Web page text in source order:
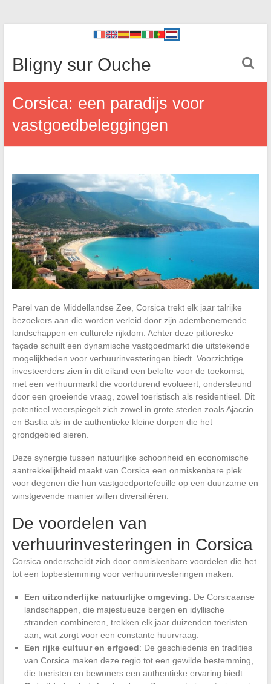
Bligny sur Ouche
Corsica: een paradijs voor
vastgoedbeleggingen
Parel van de Middellandse Zee, Corsica trekt elk jaar talrijke
bezoekers aan die worden verleid door zijn adembenemende
landschappen en culturele rijkdom. Achter deze pittoreske
façade schuilt een dynamische vastgoedmarkt die uitstekende
mogelijkheden voor verhuurinvesteringen biedt. Voorzichtige
investeerders zien in dit eiland een belofte voor de toekomst,
met een verhuurmarkt die voortdurend evolueert, ondersteund
door een groeiende vraag, zowel toeristisch als residentieel. Dit
potentieel weerspiegelt zich zowel in grote steden zoals Ajaccio
en Bastia als in de authentieke kleine dorpen die het
grondgebied sieren.
Deze synergie tussen natuurlijke schoonheid en economische
aantrekkelijkheid maakt van Corsica een onmiskenbare plek
voor degenen die hun vastgoedportefeuille op een duurzame en
winstgevende manier willen diversifiëren.
De voordelen van
verhuurinvesteringen in Corsica
Corsica onderscheidt zich door onmiskenbare voordelen die het
tot een topbestemming voor verhuurinvesteringen maken.
Een uitzonderlijke natuurlijke omgeving: De Corsicaanse
landschappen, die majestueuze bergen en idyllische
stranden combineren, trekken elk jaar duizenden toeristen
aan, wat zorgt voor een constante huurvraag.
Een rijke cultuur en erfgoed: De geschiedenis en tradities
van Corsica maken deze regio tot een gewilde bestemming,
die toeristen en bewoners een authentieke ervaring biedt.